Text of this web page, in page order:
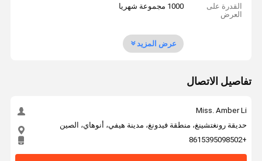
القدرة على
العرض
1000 مجموعة شهريا
عرض المزيد
تفاصيل الاتصال
Miss. Amber Li
حديقة رونغتشينغ، منطقة فيدونغ، مدينة هيفي، أنوهاي، الصين
+8615395098502